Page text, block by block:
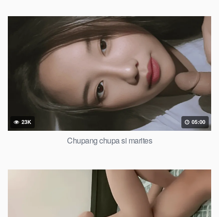
23K 05:00
Chupang chupa si marites